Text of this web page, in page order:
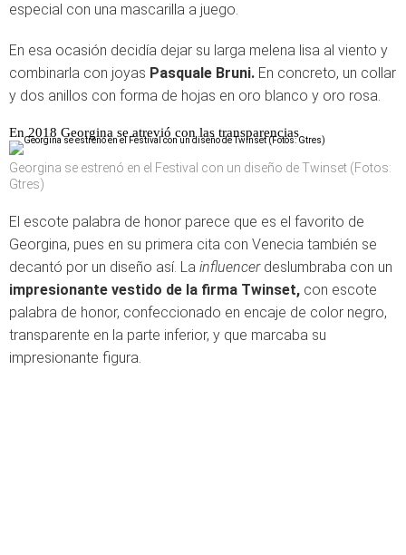
especial con una mascarilla a juego.
En esa ocasión decidía dejar su larga melena lisa al viento y
combinarla con joyas Pasquale Bruni. En concreto, un collar
y dos anillos con forma de hojas en oro blanco y oro rosa.
En 2018 Georgina se atrevió con las transparencias
Georgina se estrenó en el Festival con un diseño de Twinset (Fotos:
Gtres)
El escote palabra de honor parece que es el favorito de
Georgina, pues en su primera cita con Venecia también se
decantó por un diseño así. La influencerdeslumbraba con un
impresionante vestido de la firma Twinset, con escote
palabra de honor, confeccionado en encaje de color negro,
transparente en la parte inferior, y que marcaba su
impresionante figura.